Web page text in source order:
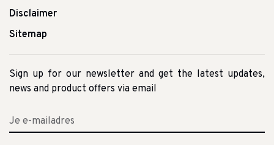
Disclaimer
Sitemap
Sign up for our newsletter and get the latest updates,
news and product offers via email